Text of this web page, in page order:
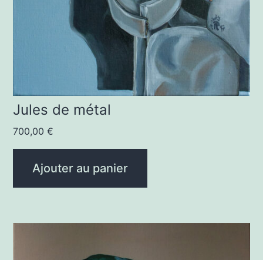
Jules de métal
700,00€
Ajouter au panier